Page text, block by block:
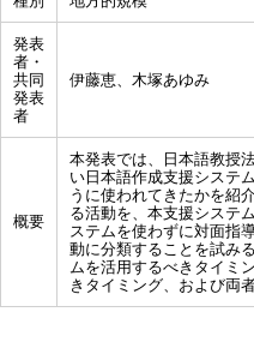
発表
者・
共同
発表
者
伊藤恵、木塚あゆみ
概要
本発表では、日本語教授
い日本語作成支援システ
うに使われてきたかを紹
る活動を、本支援システ
ステムを使わずに対面指
動に分類することを試み
ムを活用するべきタイミ
きタイミング、および両